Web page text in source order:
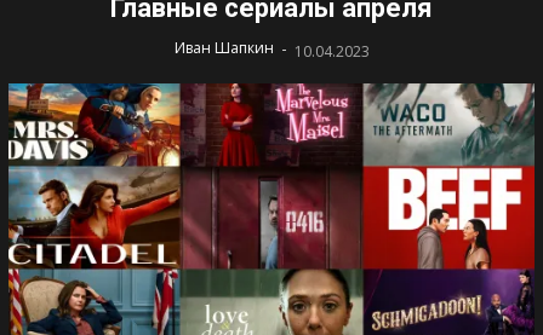
Главные сериалы апреля
Иван Шапкин - 10.04.2023